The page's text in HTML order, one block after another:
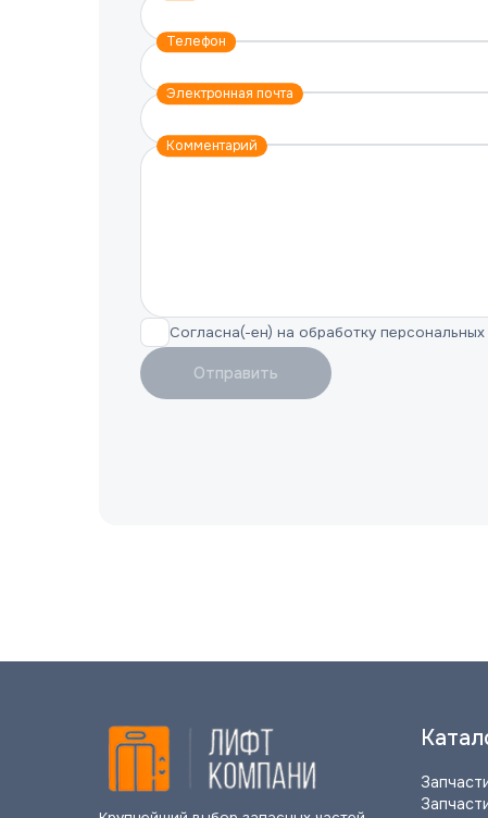
Телефон
Электронная почта
Комментарий
Согласна(-ен) на обработку
Отправить